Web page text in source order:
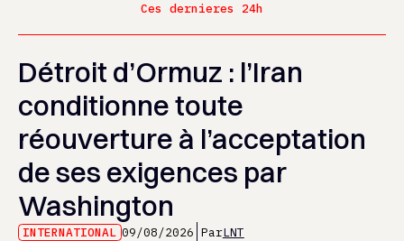
Ces dernieres 24h
Détroit d’Ormuz : l’Iran
conditionne toute
réouverture à l’acceptation
de ses exigences par
Washington
INTERNATIONAL 09/08/2026 ParLNT